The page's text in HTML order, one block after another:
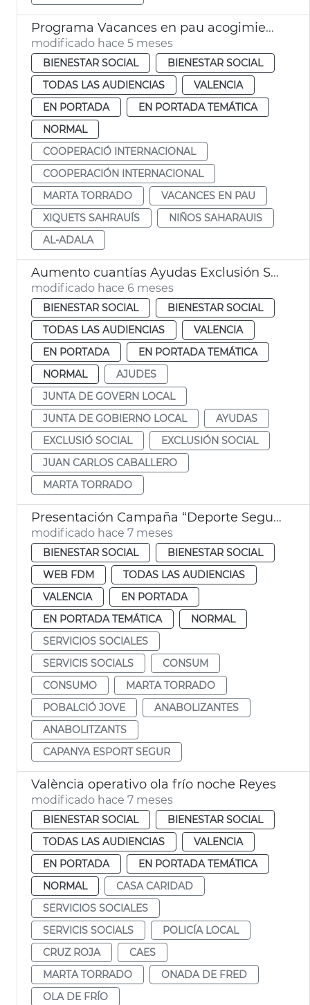
Programa Vacances en pau acogimiento niños saharauis
modificado hace 5 meses
BIENESTAR SOCIAL
BIENESTAR SOCIAL
TODAS LAS AUDIENCIAS
VALENCIA
EN PORTADA
EN PORTADA TEMÁTICA
NORMAL
COOPERACIÓ INTERNACIONAL
COOPERACIÓN INTERNACIONAL
MARTA TORRADO
VACANCES EN PAU
XIQUETS SAHRAUÍS
NIÑOS SAHARAUIS
AL-ADALA
Aumento cuantías Ayudas Exclusión Social València
modificado hace 6 meses
BIENESTAR SOCIAL
BIENESTAR SOCIAL
TODAS LAS AUDIENCIAS
VALENCIA
EN PORTADA
EN PORTADA TEMÁTICA
NORMAL
AJUDES
JUNTA DE GOVERN LOCAL
JUNTA DE GOBIERNO LOCAL
AYUDAS
EXCLUSIÓ SOCIAL
EXCLUSIÓN SOCIAL
JUAN CARLOS CABALLERO
MARTA TORRADO
Presentación Campaña “Deporte Seguro” *sensibilitazació anabolizantes
modificado hace 7 meses
BIENESTAR SOCIAL
BIENESTAR SOCIAL
WEB FDM
TODAS LAS AUDIENCIAS
VALENCIA
EN PORTADA
EN PORTADA TEMÁTICA
NORMAL
SERVICIOS SOCIALES
SERVICIS SOCIALS
CONSUM
CONSUMO
MARTA TORRADO
POBALCIÓ JOVE
ANABOLIZANTES
ANABOLITZANTS
CAPANYA ESPORT SEGUR
València operativo ola frío noche Reyes
modificado hace 7 meses
BIENESTAR SOCIAL
BIENESTAR SOCIAL
TODAS LAS AUDIENCIAS
VALENCIA
EN PORTADA
EN PORTADA TEMÁTICA
NORMAL
CASA CARIDAD
SERVICIOS SOCIALES
SERVICIS SOCIALS
POLICÍA LOCAL
CRUZ ROJA
CAES
MARTA TORRADO
ONADA DE FRED
OLA DE FRÍO